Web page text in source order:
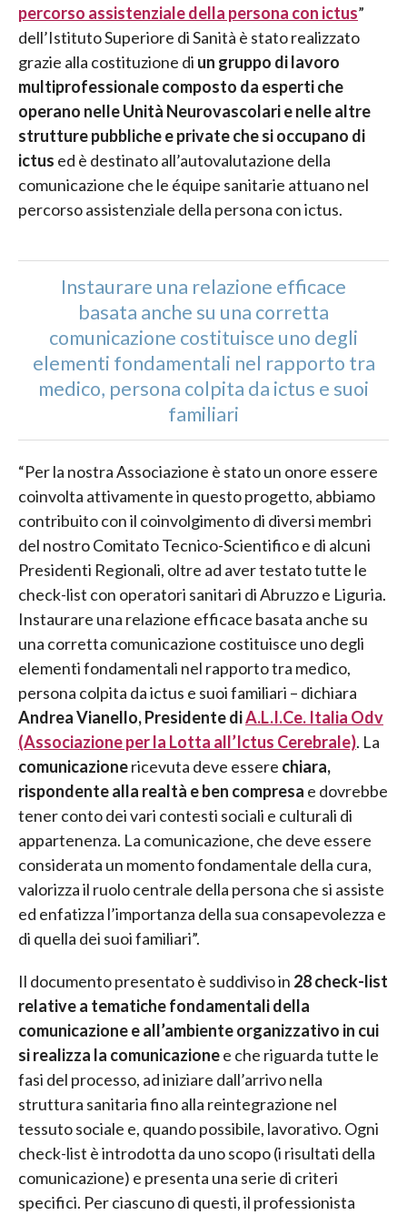
percorso assistenziale della persona con ictus”
dell’Istituto Superiore di Sanità è stato realizzato
grazie alla costituzione di un gruppo di lavoro
multiprofessionale composto da esperti che
operano nelle Unità Neurovascolari e nelle altre
strutture pubbliche e private che si occupano di
ictus ed è destinato all’autovalutazione della
comunicazione che le équipe sanitarie attuano nel
percorso assistenziale della persona con ictus.
Instaurare una relazione efficace
basata anche su una corretta
comunicazione costituisce uno degli
elementi fondamentali nel rapporto tra
medico, persona colpita da ictus e suoi
familiari
“Per la nostra Associazione è stato un onore essere
coinvolta attivamente in questo progetto, abbiamo
contribuito con il coinvolgimento di diversi membri
del nostro Comitato Tecnico-Scientifico e di alcuni
Presidenti Regionali, oltre ad aver testato tutte le
check-list con operatori sanitari di Abruzzo e Liguria.
Instaurare una relazione efficace basata anche su
una corretta comunicazione costituisce uno degli
elementi fondamentali nel rapporto tra medico,
persona colpita da ictus e suoi familiari – dichiara
Andrea Vianello, Presidente diA.L.I.Ce. Italia Odv
(Associazione per la Lotta all’Ictus Cerebrale). La
comunicazionericevuta deve essere chiara,
rispondente alla realtà e ben compresa e dovrebbe
tener conto dei vari contesti sociali e culturali di
appartenenza. La comunicazione, che deve essere
considerata un momento fondamentale della cura,
valorizza il ruolo centrale della persona che si assiste
ed enfatizza l’importanza della sua consapevolezza e
di quella dei suoi familiari”.
Il documento presentato è suddiviso in 28 check-list
relative a tematiche fondamentali della
comunicazione e all’ambiente organizzativo in cui
si realizza la comunicazionee che riguarda tutte le
fasi del processo, ad iniziare dall’arrivo nella
struttura sanitaria fino alla reintegrazione nel
tessuto sociale e, quando possibile, lavorativo. Ogni
check-list è introdotta da uno scopo (i risultati della
comunicazione) e presenta una serie di criteri
specifici. Per ciascuno di questi, il professionista